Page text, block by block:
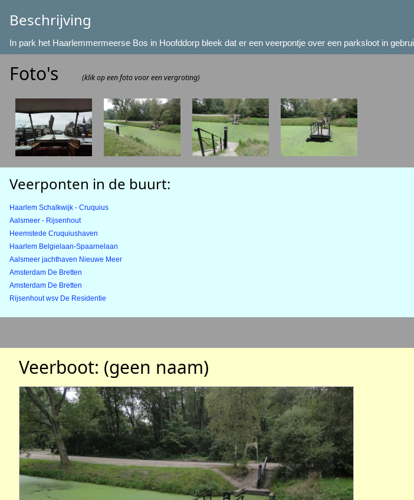
Beschrijving
In park het Haarlemmermeerse Bos in Hoofddorp bleek dat er een veerpontje over een parksloot in
Foto's (klik op een foto voor een vergroting)
Veerponten in de buurt:
Haarlem Schalkwijk - Cruquius
Aalsmeer - Rijsenhout
Heemstede Cruquiushaven
Haarlem Belgielaan-Spaarnelaan
Aalsmeer jachthaven Nieuwe Meer
Amsterdam De Bretten
Amsterdam De Bretten
Rijsenhout wsv De Residentie
Veerboot: (geen naam)